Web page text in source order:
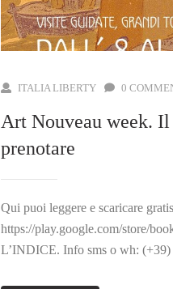
ITALIA LIBERTY 0
Art Nouveau week.
prenotare
Qui puoi leggere e scaricare
https://play.google.com/store/
L’INDICE. Info sms o wh: (+39)